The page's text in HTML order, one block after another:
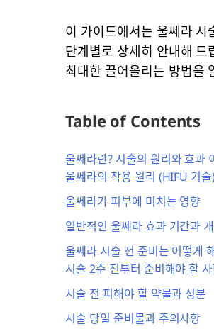
이 가이드에서는 울쎄라
단계별로 상세히 안내해
최대한 끌어올리는 방법을
Table of Contents
울쎄라란? 시술의 원리와 효과
울쎄라의 작용 원리 (HIFU 기
울쎄라가 피부에 미치는 영향
일반적인 울쎄라 효과 기간과
울쎄라 시술 전 준비는 어떻게
시술 2주 전부터 준비해야 할
시술 전 피해야 할 약물과 성분
시술 당일 준비물과 주의사항